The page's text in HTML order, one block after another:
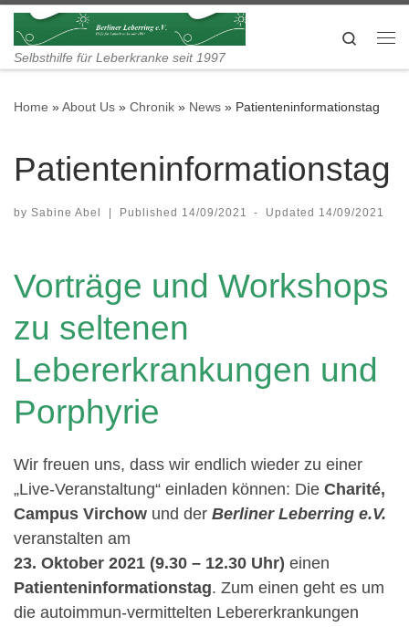
Skip to content
Selbsthilfe für Leberkranke seit 1997
Search
Home »About Us » Chronik » News » Patienteninformationstag
Patienteninformationstag
by Sabine Abel Published 14/09/2021 - Updated 14/09/2021
Vorträge und Workshops
zu seltenen
Lebererkrankungen und
Porphyrie
Wir freuen uns, dass wir endlich wieder zu einer
„Live-Veranstaltung“ einladen können: Die Charité,
Campus Virchow und der Berliner Leberring e.V.
veranstalten am
23. Oktober 2021 (9.30 – 12.30 Uhr) einen
Patienteninformationstag. Zum einen geht es um
die autoimmun-vermittelten Lebererkrankungen